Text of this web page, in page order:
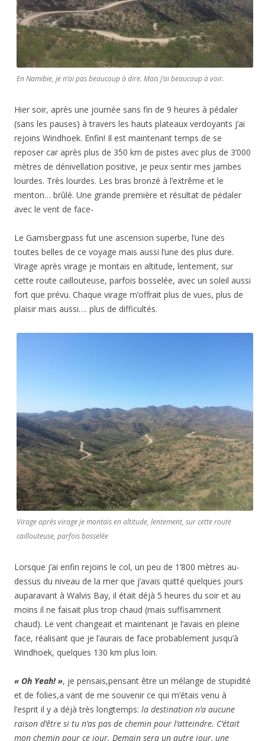
En Namibie, je n’ai pas beaucoup à dire. Mais j’ai beaucoup à voir.
Hier soir, après une journée sans fin de 9 heures à pédaler
(sans les pauses) à travers les hauts plateaux verdoyants j’ai
rejoins Windhoek. Enfin! Il est maintenant temps de se
reposer car après plus de 350 km de pistes avec plus de 3’000
mètres de dénivellation positive, je peux sentir mes jambes
lourdes. Très lourdes. Les bras bronzé à l’extrême et le
menton… brûlé. Une grande première et résultat de pédaler
avec le vent de face-
Le Gamsbergpass fut une ascension superbe, l’une des
toutes belles de ce voyage mais aussi l’une des plus dure.
Virage après virage je montais en altitude, lentement, sur
cette route caillouteuse, parfois bosselée, avec un soleil aussi
fort que prévu. Chaque virage m’offrait plus de vues, plus de
plaisir mais aussi…. plus de difficultés.
Virage après virage je montais en altitude, lentement, sur cette route
caillouteuse, parfois bosselée
Lorsque j’ai enfin rejoins le col, un peu de 1’800 mètres au-
dessus du niveau de la mer que j’avais quitté quelques jours
auparavant à Walvis Bay, il était déjà 5 heures du soir et au
moins il ne faisait plus trop chaud (mais suffisamment
chaud). Le vent changeait et maintenant je l’avais en pleine
face, réalisant que je l’aurais de face probablement jusqu’à
Windhoek, quelques 130 km plus loin.
« Oh Yeah! », je pensais,pensant être un mélange de stupidité
et de folies,a vant de me souvenir ce qui m’étais venu à
l’esprit il y a déjà très longtemps: la destination n’a aucune
raison d’être si tu n’as pas de chemin pour l’atteindre. C’était
mon chemin pour ce jour. Demain sera un autre jour, une